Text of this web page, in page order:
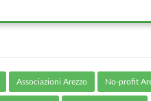
Associazioni Arezzo No-profit